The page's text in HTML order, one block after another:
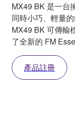
MX49 BK 是一台
同時小巧、輕量
MX49 BK 可傳輸
了全新的 FM
產品註冊